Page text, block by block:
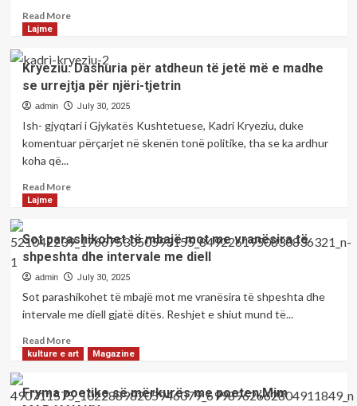
Read MoreRead
Drejtësia
ndaj
liderëve
të
UÇK-
është
Lajme
Kryeziu: Dashuria për atdheun të jetë më e madhe
se urrejtja për njëri-tjetrin
admin July 30, 2025
Ish- gjyqtari i Gjykatës Kushtetuese, Kadri Kryeziu, duke
komentuar përçarjet në skenën tonë politike, tha se ka ardhur
koha që...
Read MoreRead
Dashuria
për
atdheun
të
më
madhe
për
Lajme
Sot parashikohet të mbajë mot me vranësira të
shpeshta dhe intervale me diell
admin July 30, 2025
Sot parashikohet të mbajë mot me vranësira të shpeshta dhe
intervale me diell gjatë ditës. Reshjet e shiut mund të...
Read MoreRead
more
parashikohet
kulture e art Magazine
Fryma poetike së mërkurës me poeten;Mim